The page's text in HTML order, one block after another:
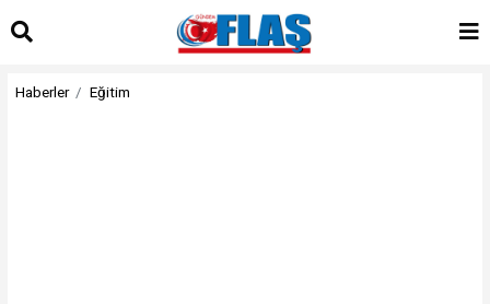
Haberler Eğitim